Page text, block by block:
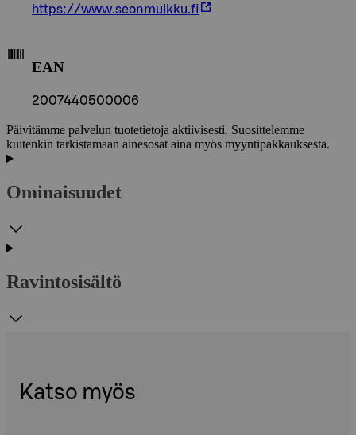
https://www.seonmuikku.fi
EAN
2007440500006
Päivitämme palvelun tuotetietoja aktiivisesti. Suosittelemme
kuitenkin tarkistamaan ainesosat aina myös myyntipakkauksesta.
Ominaisuudet
Ravintosisältö
Katso myös